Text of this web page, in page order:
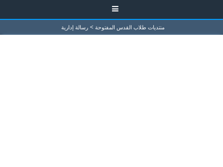
منتديات طلاب القدس المفتوحة > رسالة إدارية